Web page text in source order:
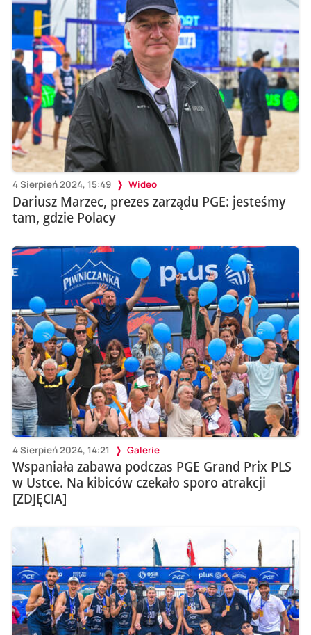
4 Sierpień 2024, 15:49 Wideo
Dariusz Marzec, prezes zarządu PGE: jesteśmy
tam, gdzie Polacy
4 Sierpień 2024, 14:21 Galerie
Wspaniała zabawa podczas PGE Grand Prix PLS
w Ustce. Na kibiców czekało sporo atrakcji
[ZDJĘCIA]